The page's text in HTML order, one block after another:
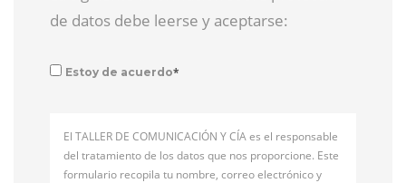
de datos debe leerse y aceptarse:
Estoy de acuerdo*
El TALLER DE COMUNICACIÓN Y CÍA es el responsable
del tratamiento de los datos que nos proporcione. Este
formulario recopila tu nombre, correo electrónico y